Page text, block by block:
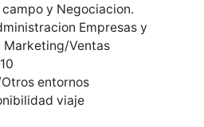
y Negociacion.
Empresas y
Marketing/Ventas
entornos
viaje